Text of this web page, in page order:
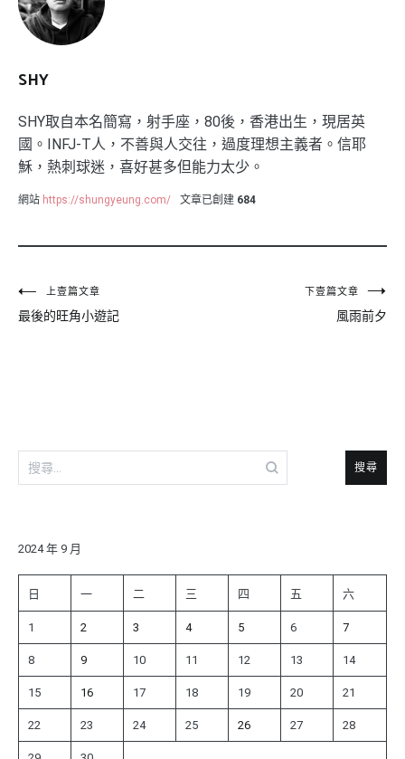
SHY
SHY取自本名簡寫，射手座，80後，香港出生，現居英
國。INFJ-T人，不善與人交往，過度理想主義者。信耶
穌，熱刺球迷，喜好甚多但能力太少。
網站 https://shungyeung.com/ 文章已創建 684
文
章
上壹篇文章
最後的旺角小遊記
下壹篇文章
風雨前夕
搜
尋
字:
2024 年 9 月
日 一 二 三 四 五 六
1 2 3 4 5 6 7
8 9 10 11 12 13 14
15 16 17 18 19 20 21
22 23 24 25 26 27 28